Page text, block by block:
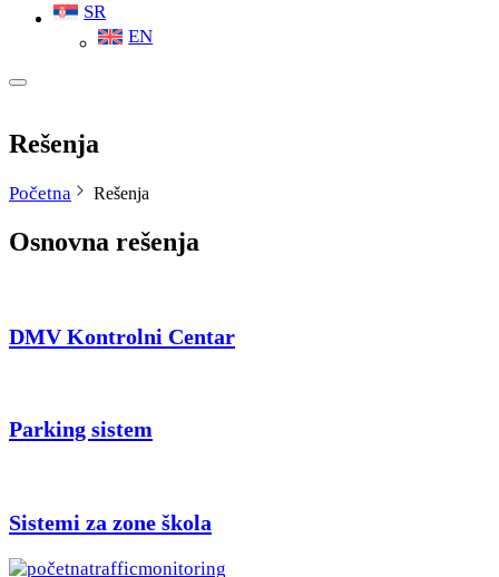
SR
EN
Rešenja
Početna Rešenja
Osnovna rešenja
DMV Kontrolni Centar
Parking sistem
Sistemi za zone škola